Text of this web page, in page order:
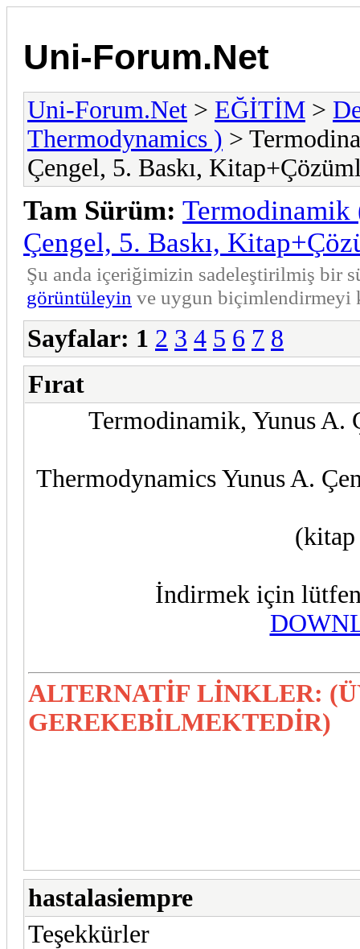
Uni-Forum.Net
Uni-Forum.Net > EĞİTİM >
Thermodynamics ) >
Çengel, 5. Baskı,
Tam Sürüm: Termodinamik
Çengel, 5. Baskı,
Şu anda içeriğimizin sadeleştirilmiş bir
görüntüleyin ve uygun biçimlendirmeyi
Sayfalar: 1 2 3 4 5 6 7 8
Fırat
Termodinamik, Yunus A.
Thermodynamics Yunus A.
İndirmek için lütfen
ALTERNATİF LİNKLER:
GEREKEBİLMEKTEDİR)
hastalasiempre
Teşekkürler